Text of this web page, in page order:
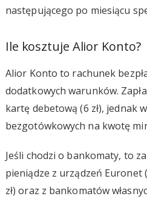
następującego po miesiącu
Ile kosztuje Alior Konto?
Alior Konto to rachunek
dodatkowych warunków.
kartę debetową (6 zł), jednak
bezgotówkowych na kwotę
Jeśli chodzi o bankomaty, to
pieniądze z urządzeń Euronet
zł) oraz z bankomatów